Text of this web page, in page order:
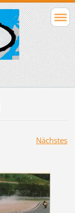
Nächstes